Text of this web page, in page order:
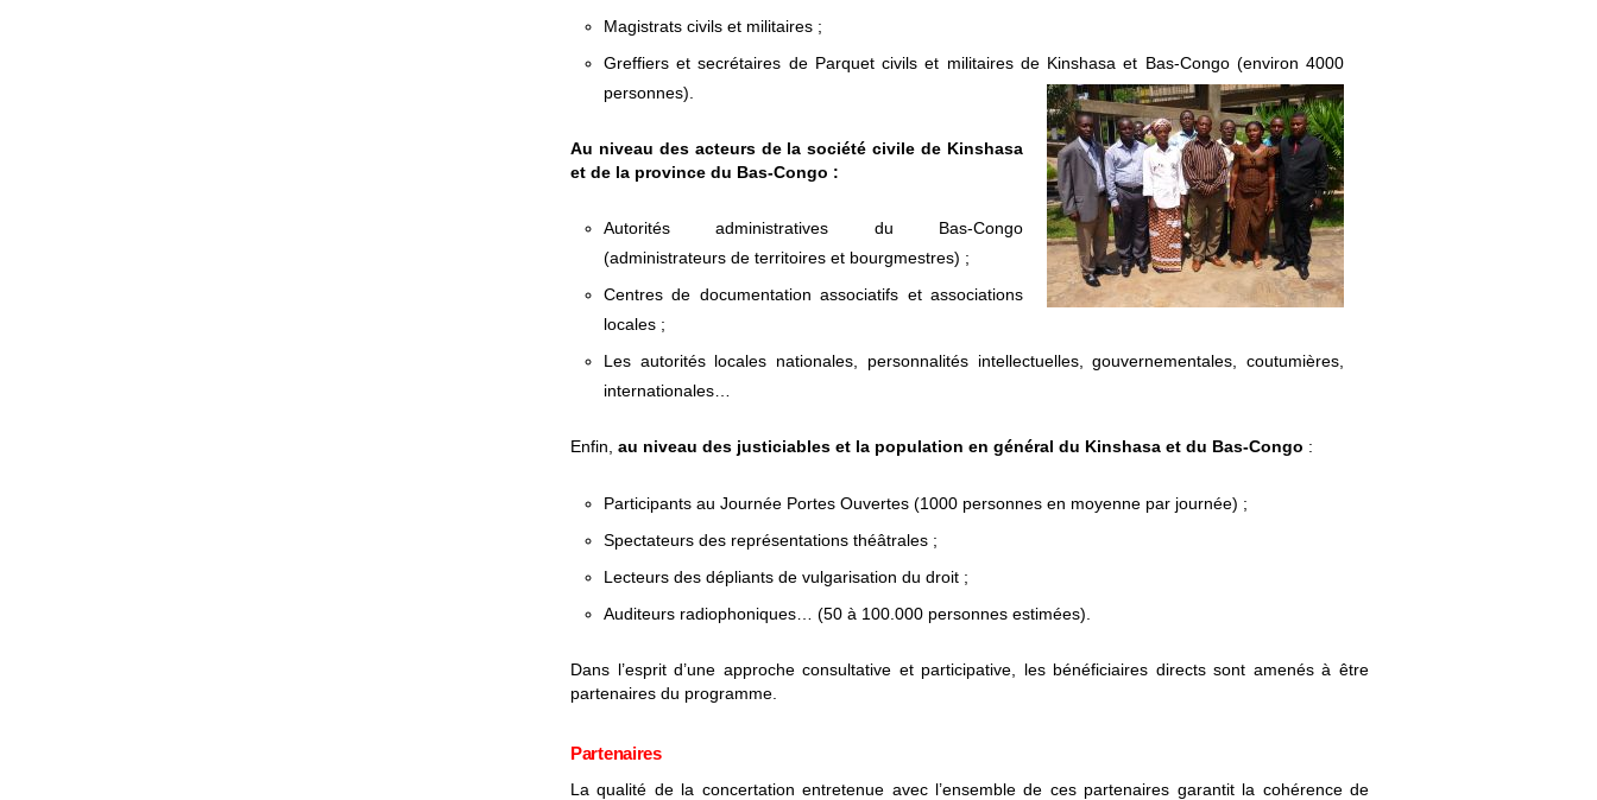
Magistrats civils et militaires ;
Greffiers et secrétaires de Parquet civils et militaires de Kinshasa et Bas-Congo (environ 4000
personnes).
Au niveau des acteurs de la société civile de Kinshasa
et de la province du Bas-Congo :
Autorités administratives du Bas-Congo
(administrateurs de territoires et bourgmestres) ;
Centres de documentation associatifs et associations
locales ;
Les autorités locales nationales, personnalités intellectuelles, gouvernementales, coutumières,
internationales…
Enfin, au niveau des justiciables et la population en général du Kinshasa et du Bas-Congo :
Participants au Journée Portes Ouvertes (1000 personnes en moyenne par journée) ;
Spectateurs des représentations théâtrales ;
Lecteurs des dépliants de vulgarisation du droit ;
Auditeurs radiophoniques… (50 à 100.000 personnes estimées).
Dans l’esprit d’une approche consultative et participative, les bénéficiaires directs sont amenés à être
partenaires du programme.
Partenaires
La qualité de la concertation entretenue avec l’ensemble de ces partenaires garantit la cohérence de